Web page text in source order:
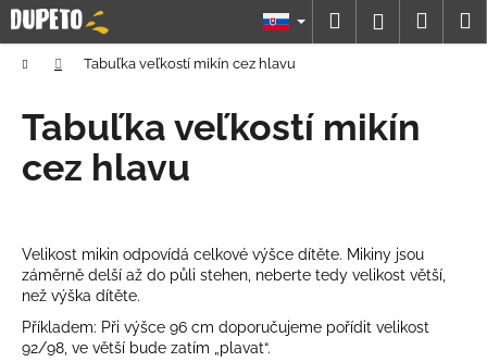
Prejsť
na
obsah
Hľadať
DomovTabuľka veľkostí mikín cez hlavu
Tabuľka veľkostí mikín
cez hlavu
Velikost mikin odpovídá celkové výšce dítěte. Mikiny jsou
záměrně delší až do půli stehen, neberte tedy velikost větší,
než výška dítěte.
Příkladem: Při výšce 96 cm doporučujeme pořídit velikost
92/98, ve větší bude zatím „plavat“.
K
o
Č
o
p
r
e
b
u